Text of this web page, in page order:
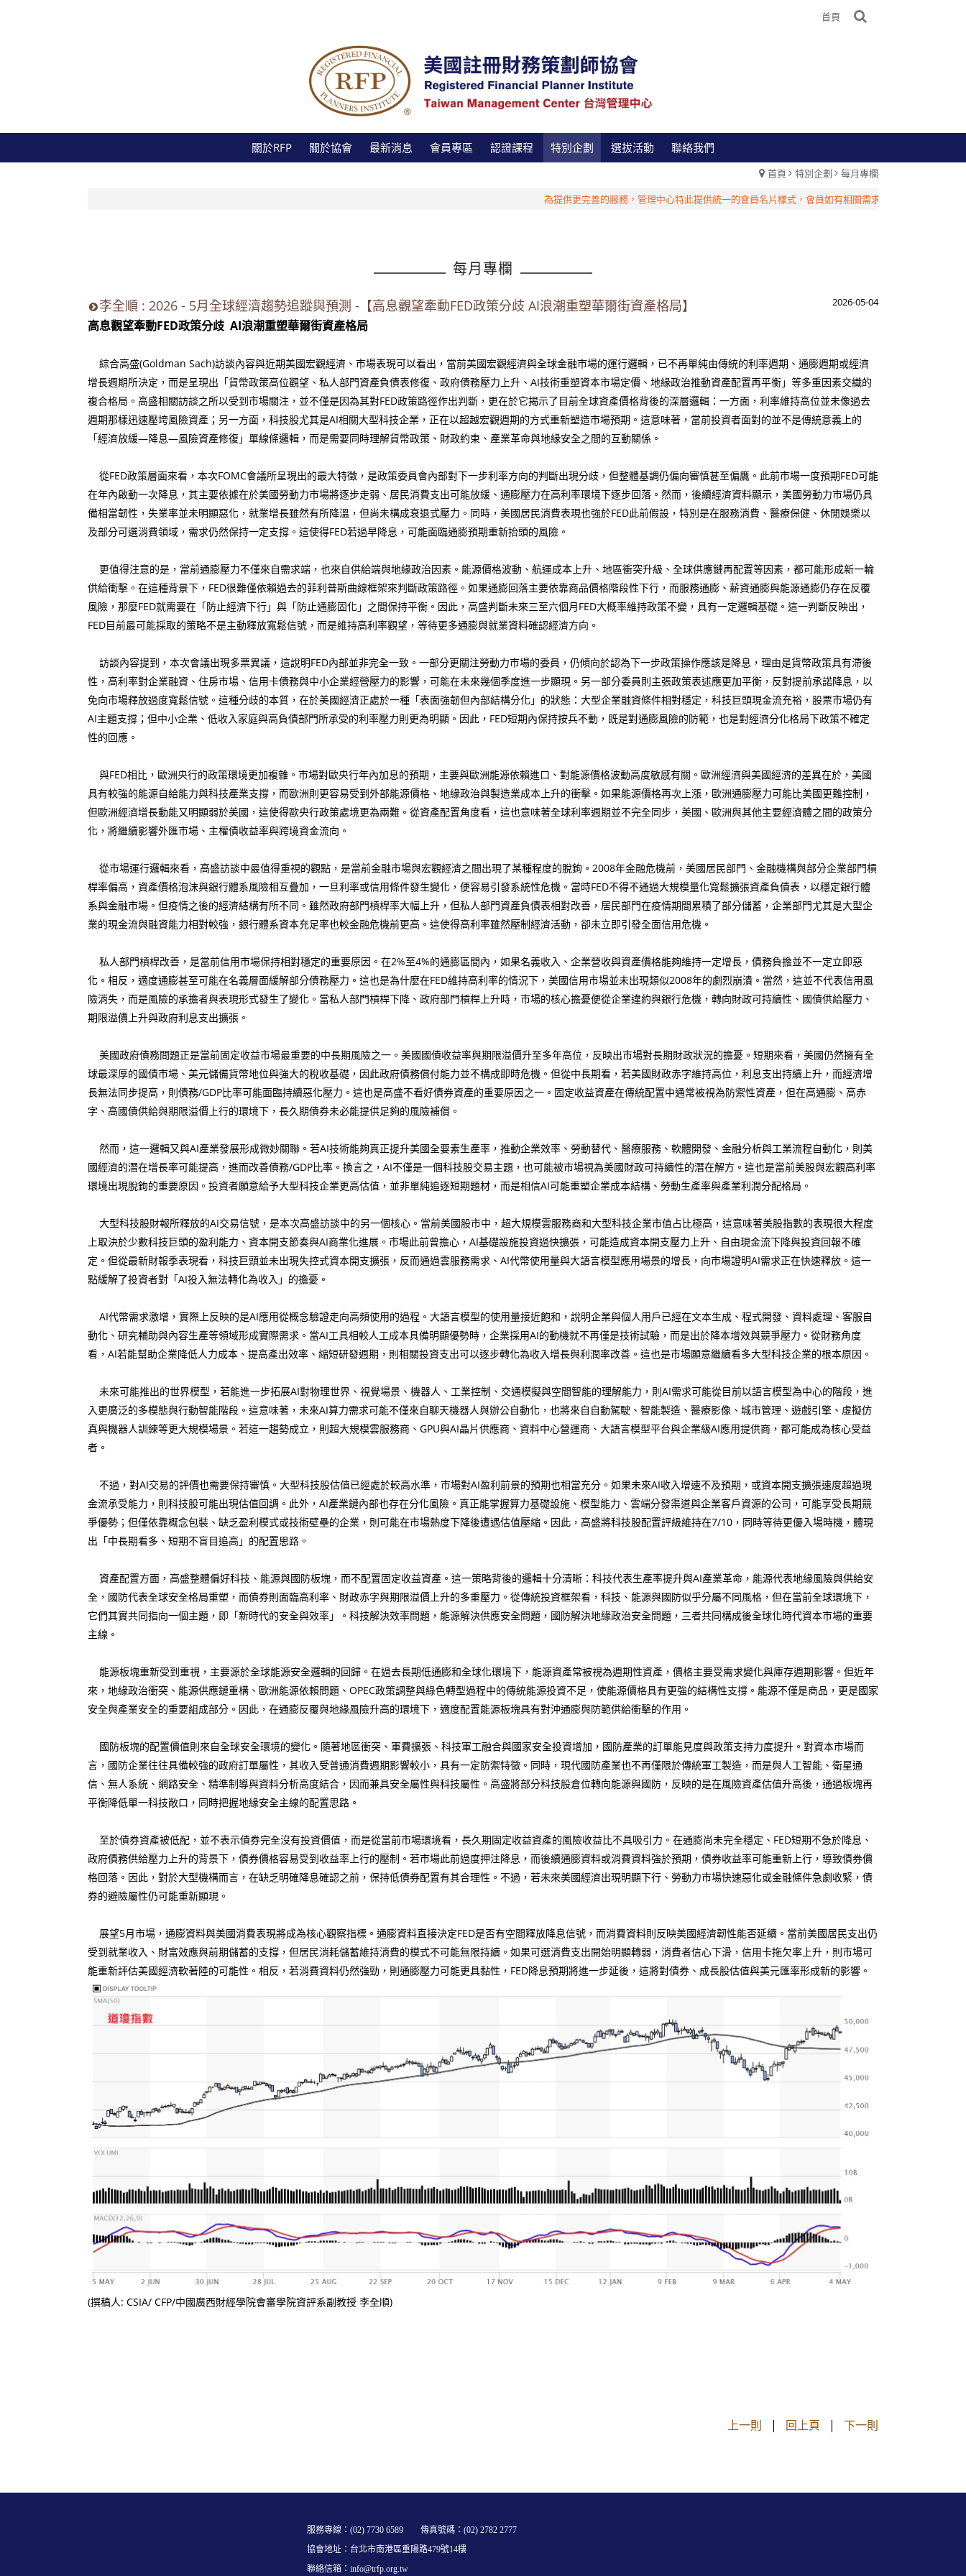
首頁
關於RFP 關於協會 最新消息 會員專區 認證課程 特別企劃 選拔活動 聯絡我們
首頁 特別企劃
每月專欄
為提供更完善的服務，管理中心特此提供統一的會員名片樣式，會員如有相關需求，請洽台灣管理中心！
每月專欄
2026-05-04
李全順 : 2026 - 5月全球經濟趨勢追蹤與預測 -【高息觀望牽動FED政策分歧 AI浪潮重塑華爾街資產格局】
高息觀望牽動FED政策分歧 AI浪潮重塑華爾街資產格局
綜合高盛(Goldman Sach)訪談內容與近期美國宏觀經濟、市場表現可以看出，當前美國宏觀經濟與全球金融市場的運行邏輯，已不再單純由傳統的利率週期、通膨週期或經濟
增長週期所決定，而是呈現出「貨幣政策高位觀望、私人部門資產負債表修復、政府債務壓力上升、AI技術重塑資本市場定價、地緣政治推動資產配置再平衡」等多重因素交織的
複合格局。高盛相關訪談之所以受到市場關注，並不僅是因為其對FED政策路徑作出判斷，更在於它揭示了目前全球資產價格背後的深層邏輯：一方面，利率維持高位並未像過去
週期那樣迅速壓垮風險資產；另一方面，科技股尤其是AI相關大型科技企業，正在以超越宏觀週期的方式重新塑造市場預期。這意味著，當前投資者面對的並不是傳統意義上的
「經濟放緩—降息—風險資產修復」單線條邏輯，而是需要同時理解貨幣政策、財政約束、產業革命與地緣安全之間的互動關係。
從FED政策層面來看，本次FOMC會議所呈現出的最大特徵，是政策委員會內部對下一步利率方向的判斷出現分歧，但整體基調仍偏向審慎甚至偏鷹。此前市場一度預期FED可能
在年內啟動一次降息，其主要依據在於美國勞動力市場將逐步走弱、居民消費支出可能放緩、通膨壓力在高利率環境下逐步回落。然而，後續經濟資料顯示，美國勞動力市場仍具
備相當韌性，失業率並未明顯惡化，就業增長雖然有所降溫，但尚未構成衰退式壓力。同時，美國居民消費表現也強於FED此前假設，特別是在服務消費、醫療保健、休閒娛樂以
及部分可選消費領域，需求仍然保持一定支撐。這使得FED若過早降息，可能面臨通膨預期重新抬頭的風險。
更值得注意的是，當前通膨壓力不僅來自需求端，也來自供給端與地緣政治因素。能源價格波動、航運成本上升、地區衝突升級、全球供應鏈再配置等因素，都可能形成新一輪
供給衝擊。在這種背景下，FED很難僅依賴過去的菲利普斯曲線框架來判斷政策路徑。如果通膨回落主要依靠商品價格階段性下行，而服務通膨、薪資通膨與能源通膨仍存在反覆
風險，那麼FED就需要在「防止經濟下行」與「防止通膨固化」之間保持平衡。因此，高盛判斷未來三至六個月FED大概率維持政策不變，具有一定邏輯基礎。這一判斷反映出，
FED目前最可能採取的策略不是主動釋放寬鬆信號，而是維持高利率觀望，等待更多通膨與就業資料確認經濟方向。
訪談內容提到，本次會議出現多票異議，這說明FED內部並非完全一致。一部分更關注勞動力市場的委員，仍傾向於認為下一步政策操作應該是降息，理由是貨幣政策具有滯後
性，高利率對企業融資、住房市場、信用卡債務與中小企業經營壓力的影響，可能在未來幾個季度進一步顯現。另一部分委員則主張政策表述應更加平衡，反對提前承諾降息，以
免向市場釋放過度寬鬆信號。這種分歧的本質，在於美國經濟正處於一種「表面強韌但內部結構分化」的狀態：大型企業融資條件相對穩定，科技巨頭現金流充裕，股票市場仍有
AI主題支撐；但中小企業、低收入家庭與高負債部門所承受的利率壓力則更為明顯。因此，FED短期內保持按兵不動，既是對通膨風險的防範，也是對經濟分化格局下政策不確定
性的回應。
與FED相比，歐洲央行的政策環境更加複雜。市場對歐央行年內加息的預期，主要與歐洲能源依賴進口、對能源價格波動高度敏感有關。歐洲經濟與美國經濟的差異在於，美國
具有較強的能源自給能力與科技產業支撐，而歐洲則更容易受到外部能源價格、地緣政治與製造業成本上升的衝擊。如果能源價格再次上漲，歐洲通膨壓力可能比美國更難控制，
但歐洲經濟增長動能又明顯弱於美國，這使得歐央行政策處境更為兩難。從資產配置角度看，這也意味著全球利率週期並不完全同步，美國、歐洲與其他主要經濟體之間的政策分
化，將繼續影響外匯市場、主權債收益率與跨境資金流向。
從市場運行邏輯來看，高盛訪談中最值得重視的觀點，是當前金融市場與宏觀經濟之間出現了某種程度的脫鉤。2008年金融危機前，美國居民部門、金融機構與部分企業部門槓
桿率偏高，資產價格泡沫與銀行體系風險相互疊加，一旦利率或信用條件發生變化，便容易引發系統性危機。當時FED不得不通過大規模量化寬鬆擴張資產負債表，以穩定銀行體
系與金融市場。但疫情之後的經濟結構有所不同。雖然政府部門槓桿率大幅上升，但私人部門資產負債表相對改善，居民部門在疫情期間累積了部分儲蓄，企業部門尤其是大型企
業的現金流與融資能力相對較強，銀行體系資本充足率也較金融危機前更高。這使得高利率雖然壓制經濟活動，卻未立即引發全面信用危機。
私人部門槓桿改善，是當前信用市場保持相對穩定的重要原因。在2%至4%的通膨區間內，如果名義收入、企業營收與資產價格能夠維持一定增長，債務負擔並不一定立即惡
化。相反，適度通膨甚至可能在名義層面緩解部分債務壓力。這也是為什麼在FED維持高利率的情況下，美國信用市場並未出現類似2008年的劇烈崩潰。當然，這並不代表信用風
險消失，而是風險的承擔者與表現形式發生了變化。當私人部門槓桿下降、政府部門槓桿上升時，市場的核心擔憂便從企業違約與銀行危機，轉向財政可持續性、國債供給壓力、
期限溢價上升與政府利息支出擴張。
美國政府債務問題正是當前固定收益市場最重要的中長期風險之一。美國國債收益率與期限溢價升至多年高位，反映出市場對長期財政狀況的擔憂。短期來看，美國仍然擁有全
球最深厚的國債市場、美元儲備貨幣地位與強大的稅收基礎，因此政府債務償付能力並不構成即時危機。但從中長期看，若美國財政赤字維持高位，利息支出持續上升，而經濟增
長無法同步提高，則債務/GDP比率可能面臨持續惡化壓力。這也是高盛不看好債券資產的重要原因之一。固定收益資產在傳統配置中通常被視為防禦性資產，但在高通膨、高赤
字、高國債供給與期限溢價上行的環境下，長久期債券未必能提供足夠的風險補償。
然而，這一邏輯又與AI產業發展形成微妙關聯。若AI技術能夠真正提升美國全要素生產率，推動企業效率、勞動替代、醫療服務、軟體開發、金融分析與工業流程自動化，則美
國經濟的潛在增長率可能提高，進而改善債務/GDP比率。換言之，AI不僅是一個科技股交易主題，也可能被市場視為美國財政可持續性的潛在解方。這也是當前美股與宏觀高利率
環境出現脫鉤的重要原因。投資者願意給予大型科技企業更高估值，並非單純追逐短期題材，而是相信AI可能重塑企業成本結構、勞動生產率與產業利潤分配格局。
大型科技股財報所釋放的AI交易信號，是本次高盛訪談中的另一個核心。當前美國股市中，超大規模雲服務商和大型科技企業市值占比極高，這意味著美股指數的表現很大程度
上取決於少數科技巨頭的盈利能力、資本開支節奏與AI商業化進展。市場此前曾擔心，AI基礎設施投資過快擴張，可能造成資本開支壓力上升、自由現金流下降與投資回報不確
定。但從最新財報季表現看，科技巨頭並未出現失控式資本開支擴張，反而通過雲服務需求、AI代幣使用量與大語言模型應用場景的增長，向市場證明AI需求正在快速釋放。這一
點緩解了投資者對「AI投入無法轉化為收入」的擔憂。
AI代幣需求激增，實際上反映的是AI應用從概念驗證走向高頻使用的過程。大語言模型的使用量接近飽和，說明企業與個人用戶已經在文本生成、程式開發、資料處理、客服自
動化、研究輔助與內容生產等領域形成實際需求。當AI工具相較人工成本具備明顯優勢時，企業採用AI的動機就不再僅是技術試驗，而是出於降本增效與競爭壓力。從財務角度
看，AI若能幫助企業降低人力成本、提高產出效率、縮短研發週期，則相關投資支出可以逐步轉化為收入增長與利潤率改善。這也是市場願意繼續看多大型科技企業的根本原因。
未來可能推出的世界模型，若能進一步拓展AI對物理世界、視覺場景、機器人、工業控制、交通模擬與空間智能的理解能力，則AI需求可能從目前以語言模型為中心的階段，進
入更廣泛的多模態與行動智能階段。這意味著，未來AI算力需求可能不僅來自聊天機器人與辦公自動化，也將來自自動駕駛、智能製造、醫療影像、城市管理、遊戲引擎、虛擬仿
真與機器人訓練等更大規模場景。若這一趨勢成立，則超大規模雲服務商、GPU與AI晶片供應商、資料中心營運商、大語言模型平台與企業級AI應用提供商，都可能成為核心受益
者。
不過，對AI交易的評價也需要保持審慎。大型科技股估值已經處於較高水準，市場對AI盈利前景的預期也相當充分。如果未來AI收入增速不及預期，或資本開支擴張速度超過現
金流承受能力，則科技股可能出現估值回調。此外，AI產業鏈內部也存在分化風險。真正能掌握算力基礎設施、模型能力、雲端分發渠道與企業客戶資源的公司，可能享受長期競
爭優勢；但僅依靠概念包裝、缺乏盈利模式或技術壁壘的企業，則可能在市場熱度下降後遭遇估值壓縮。因此，高盛將科技股配置評級維持在7/10，同時等待更優入場時機，體現
出「中長期看多、短期不盲目追高」的配置思路。
資產配置方面，高盛整體偏好科技、能源與國防板塊，而不配置固定收益資產。這一策略背後的邏輯十分清晰：科技代表生產率提升與AI產業革命，能源代表地緣風險與供給安
全，國防代表全球安全格局重塑，而債券則面臨高利率、財政赤字與期限溢價上升的多重壓力。從傳統投資框架看，科技、能源與國防似乎分屬不同風格，但在當前全球環境下，
它們其實共同指向一個主題，即「新時代的安全與效率」。科技解決效率問題，能源解決供應安全問題，國防解決地緣政治安全問題，三者共同構成後全球化時代資本市場的重要
主線。
能源板塊重新受到重視，主要源於全球能源安全邏輯的回歸。在過去長期低通膨和全球化環境下，能源資產常被視為週期性資產，價格主要受需求變化與庫存週期影響。但近年
來，地緣政治衝突、能源供應鏈重構、歐洲能源依賴問題、OPEC政策調整與綠色轉型過程中的傳統能源投資不足，使能源價格具有更強的結構性支撐。能源不僅是商品，更是國家
安全與產業安全的重要組成部分。因此，在通膨反覆與地緣風險升高的環境下，適度配置能源板塊具有對沖通膨與防範供給衝擊的作用。
國防板塊的配置價值則來自全球安全環境的變化。隨著地區衝突、軍費擴張、科技軍工融合與國家安全投資增加，國防產業的訂單能見度與政策支持力度提升。對資本市場而
言，國防企業往往具備較強的政府訂單屬性，其收入受普通消費週期影響較小，具有一定防禦特徵。同時，現代國防產業也不再僅限於傳統軍工製造，而是與人工智能、衛星通
信、無人系統、網路安全、精準制導與資料分析高度結合，因而兼具安全屬性與科技屬性。高盛將部分科技股倉位轉向能源與國防，反映的是在風險資產估值升高後，通過板塊再
平衡降低單一科技敞口，同時把握地緣安全主線的配置思路。
至於債券資產被低配，並不表示債券完全沒有投資價值，而是從當前市場環境看，長久期固定收益資產的風險收益比不具吸引力。在通膨尚未完全穩定、FED短期不急於降息、
政府債務供給壓力上升的背景下，債券價格容易受到收益率上行的壓制。若市場此前過度押注降息，而後續通膨資料或消費資料強於預期，債券收益率可能重新上行，導致債券價
格回落。因此，對於大型機構而言，在缺乏明確降息確認之前，保持低債券配置有其合理性。不過，若未來美國經濟出現明顯下行、勞動力市場快速惡化或金融條件急劇收緊，債
券的避險屬性仍可能重新顯現。
展望5月市場，通膨資料與美國消費表現將成為核心觀察指標。通膨資料直接決定FED是否有空間釋放降息信號，而消費資料則反映美國經濟韌性能否延續。當前美國居民支出仍
受到就業收入、財富效應與前期儲蓄的支撐，但居民消耗儲蓄維持消費的模式不可能無限持續。如果可選消費支出開始明顯轉弱，消費者信心下滑，信用卡拖欠率上升，則市場可
能重新評估美國經濟軟著陸的可能性。相反，若消費資料仍然強勁，則通膨壓力可能更具黏性，FED降息預期將進一步延後，這將對債券、成長股估值與美元匯率形成新的影響。
(撰稿人: CSIA/ CFP/中國廣西財經學院會審學院資評系副教授 李全順)
上一則 | 回上頁 | 下一則
服務專線：(02) 7730 6589 傳真號碼：(02) 2782 2777
協會地址：台北市南港區重陽路479號14樓
聯絡信箱：info@trfp.org.tw